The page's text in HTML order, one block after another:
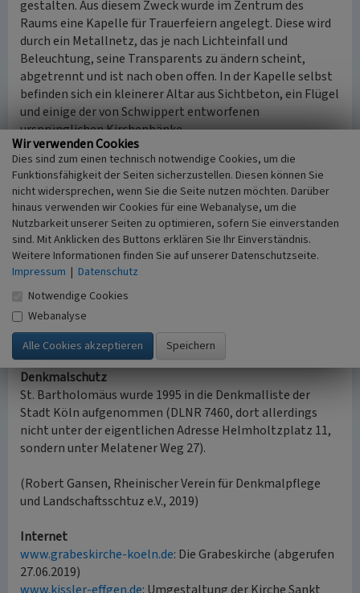
gestalten. Aus diesem Zweck wurde im Zentrum des
Raums eine Kapelle für Trauerfeiern angelegt. Diese wird
durch ein Metallnetz, das je nach Lichteinfall und
Beleuchtung, seine Transparents zu ändern scheint,
abgetrennt und ist nach oben offen. In der Kapelle selbst
befinden sich ein kleinerer Altar aus Sichtbeton, ein Flügel
und einige der von Schwippert entworfenen
ursprünglichen Kirchenbänke.
Zweite Maßnahme der Umgestaltung sowie zentrales
Element eines Kolumbariums sind die Urnenkammern.
Hiervon wurden über 2.000 um die Kapelle kammartig
angeordnet, wodurch zehn kleine geborgene Nischen
entstehen, die im Kontrast zu dem Großraum stehen.
Gestaltet sind die Urnenkammern aus einer dunklen
brünierten Stahlkonstruktion. Nach der Beisetzung wird
an der jeweiligen Urnenkammer eine Messingplatte
befestigt, die von den Angehörigen gestaltet werden
kann. Im Laufe der Zeit entsteht so ein sich verdichtendes
Muster aus den hellen polierten Messingplatten und dem
dunklen brünierten Stahl.
Denkmalschutz
St. Bartholomäus wurde 1995 in die Denkmalliste der
Stadt Köln aufgenommen (DLNR 7460, dort allerdings
nicht unter der eigentlichen Adresse Helmholtzplatz 11,
sondern unter Melatener Weg 27).
(Robert Gansen, Rheinischer Verein für Denkmalpflege
und Landschaftsschtuz e.V., 2019)
Internet
www.grabeskirche-koeln.de: Die Grabeskirche (abgerufen
27.06.2019)
Wir verwenden Cookies
Dies sind zum einen technisch notwendige Cookies, um die
Funktionsfähigkeit der Seiten sicherzustellen. Diesen können Sie
nicht widersprechen, wenn Sie die Seite nutzen möchten. Darüber
hinaus verwenden wir Cookies für eine Webanalyse, um die
Nutzbarkeit unserer Seiten zu optimieren, sofern Sie einverstanden
sind. Mit Anklicken des Buttons erklären Sie Ihr Einverständnis.
Weitere Informationen finden Sie auf unserer Datenschutzseite.
Impressum | Datenschutz
Notwendige Cookies
Webanalyse